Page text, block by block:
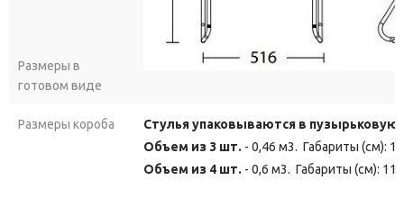
Размеры в
готовом виде
Размеры короба
Стулья упаковываются в пузырьковую
Объем из 3 шт. - 0,46 м3. Габариты (см):
Объем из 4 шт. - 0,6 м3. Габариты (см):